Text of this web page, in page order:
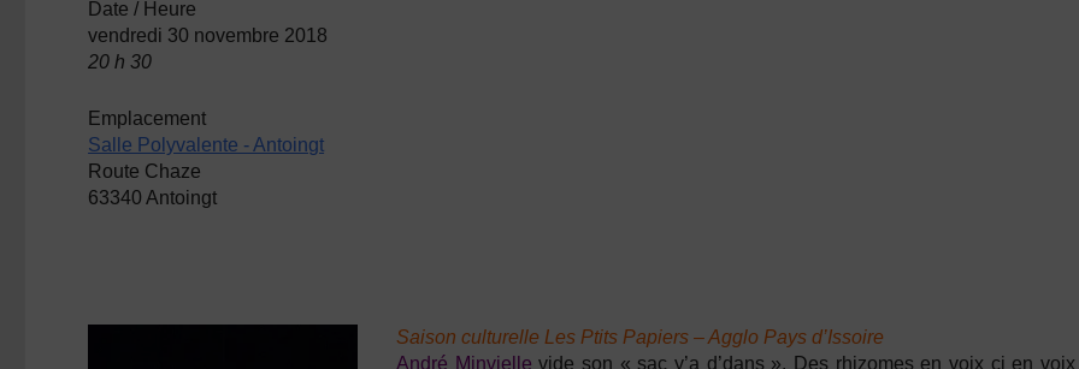
Date / Heure
vendredi 30 novembre 2018
20 h 30
Emplacement
Salle Polyvalente - Antoingt
Route Chaze
63340 Antoingt
Saison culturelle Les Ptits Papiers – Agglo Pays d’Issoire
André Minvielle vide son « sac y’a d’dans ». Des rhizomes en voix ci en